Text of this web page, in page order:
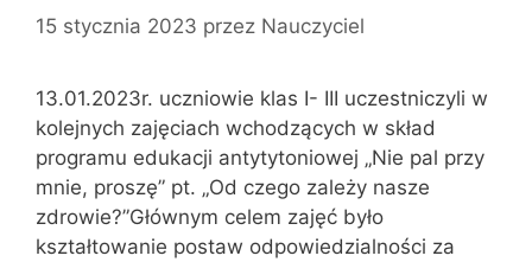
15 stycznia 2023 przez Nauczyciel
13.01.2023r. uczniowie klas I- III uczestniczyli w
kolejnych zajęciach wchodzących w skład
programu edukacji antytytoniowej „Nie pal przy
mnie, proszę” pt. „Od czego zależy nasze
zdrowie?”Głównym celem zajęć było
kształtowanie postaw odpowiedzialności za